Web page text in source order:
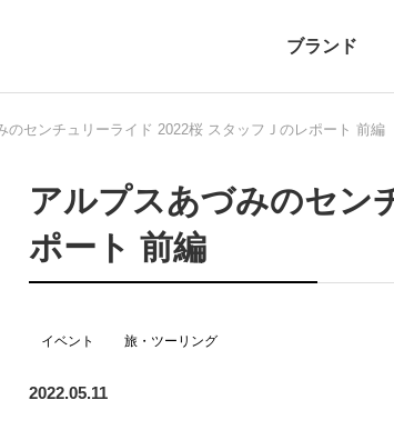
ブランド
自転車 自転車パーツ ア
ニュース プレスリリース
のセンチュリーライド 2022桜 スタッフＪのレポート 前編
アルプスあづみのセン
ポート 前編
イベント 旅・ツーリング
2022.05.11